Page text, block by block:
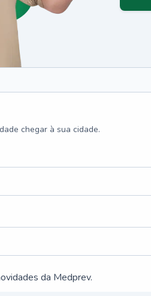
chegar à sua cidade.
da Medprev.